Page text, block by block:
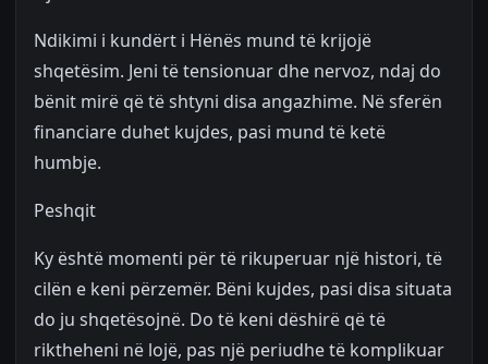
Ndikimi i kundërt i Hënës mund të krijojë
shqetësim. Jeni të tensionuar dhe nervoz, ndaj do
bënit mirë që të shtyni disa angazhime. Në sferën
financiare duhet kujdes, pasi mund të ketë
humbje.
Peshqit
Ky është momenti për të rikuperuar një histori, të
cilën e keni përzemër. Bëni kujdes, pasi disa situata
do ju shqetësojnë. Do të keni dëshirë që të
riktheheni në lojë, pas një periudhe të komplikuar